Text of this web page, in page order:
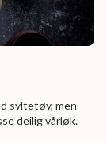
syltetøy, men
deilig vårløk.